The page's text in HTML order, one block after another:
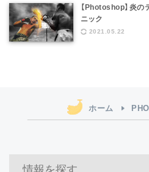
【Photoshop】炎
ニック
2021.05.22
ホーム